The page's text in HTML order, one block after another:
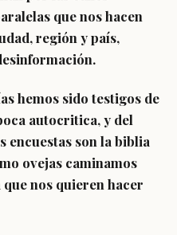
que nos hacen
región y país,
hemos sido testigos de
autocritica, y del
encuestas son la biblia
ovejas caminamos
nos quieren hacer